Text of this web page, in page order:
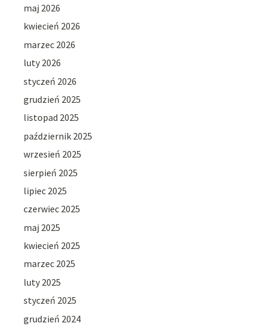
maj 2026
kwiecień 2026
marzec 2026
luty 2026
styczeń 2026
grudzień 2025
listopad 2025
październik 2025
wrzesień 2025
sierpień 2025
lipiec 2025
czerwiec 2025
maj 2025
kwiecień 2025
marzec 2025
luty 2025
styczeń 2025
grudzień 2024